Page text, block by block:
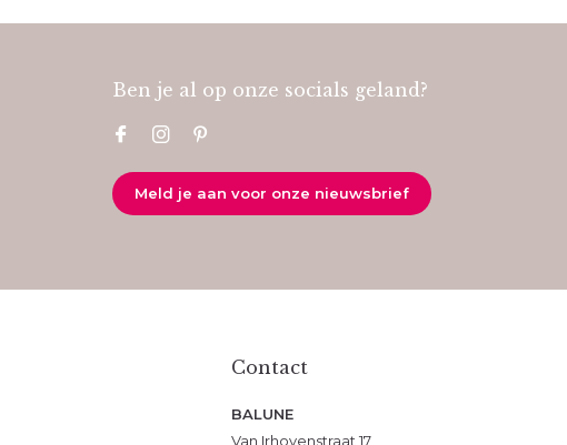
Ben je al op onze socials geland?
Meld je aan voor onze nieuwsbrief
Contact
BALUNE
Van Irhovenstraat 17